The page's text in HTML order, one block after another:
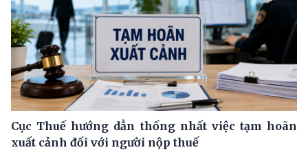
Cục Thuế hướng dẫn thống nhất việc tạm hoãn
xuất cảnh đối với người nộp thuế